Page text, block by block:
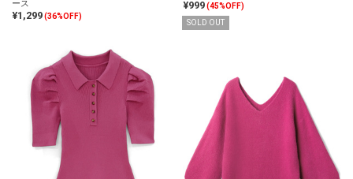
ース
¥1,299(36%OFF)
¥999(45%OFF)
SOLD OUT